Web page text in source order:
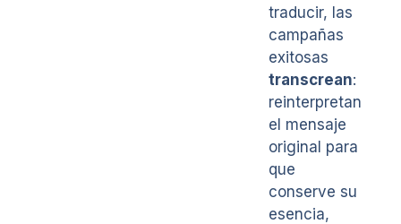
traducir, las
campañas
exitosas
transcrean:
reinterpretan
el mensaje
original para
que
conserve su
esencia,